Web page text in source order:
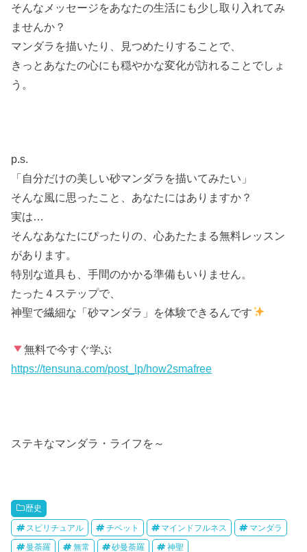
そんなメッセージをあなたの生活にも少し取り入れてみ
ませんか？
マンダラを描いたり、見つめたりすることで、
きっとあなたの心にも穏やかな変化が訪れることでしょ
う。
p.s.
「自分だけの美しい砂マンダラを描いてみたい」
そんな風に思ったこと、あなたにはありますか？
実は
そんなあなたにぴったりの、心あたたまる無料レッスン
があります。
特別な道具も、手間のかかる準備もいりません。
たった４ステップで、
神聖で繊細な「砂マンダラ」を体験できるんです
無料で今すぐ学ぶ
https://tensuna.com/post_lp/how2smafree
ステキなマンダラ・ライフを～
歴史
スピリチュアル チベット マインドフルネス マンダラ
曼荼羅 無常 砂曼荼羅 神聖